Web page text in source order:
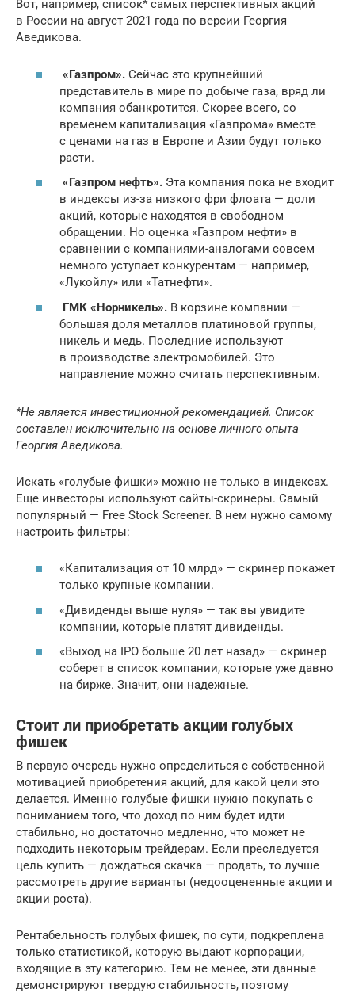
Вот, например, список* самых перспективных акций
в России на август 2021 года по версии Георгия
Аведикова.
«Газпром». Сейчас это крупнейший
представитель в мире по добыче газа, вряд ли
компания обанкротится. Скорее всего, со
временем капитализация «Газпрома» вместе
с ценами на газ в Европе и Азии будут только
расти.
«Газпром нефть». Эта компания пока не входит
в индексы из-за низкого фри флоата — доли
акций, которые находятся в свободном
обращении. Но оценка «Газпром нефти» в
сравнении с компаниями-аналогами совсем
немного уступает конкурентам — например,
«Лукойлу» или «Татнефти».
ГМК «Норникель». В корзине компании —
большая доля металлов платиновой группы,
никель и медь. Последние используют
в производстве электромобилей. Это
направление можно считать перспективным.
*Не является инвестиционной рекомендацией. Список
составлен исключительно на основе личного опыта
Георгия Аведикова.
Искать «голубые фишки» можно не только в индексах.
Еще инвесторы используют сайты-скринеры. Самый
популярный — Free Stock Screener. В нем нужно самому
настроить фильтры:
«Капитализация от 10 млрд» — скринер покажет
только крупные компании.
«Дивиденды выше нуля» — так вы увидите
компании, которые платят дивиденды.
«Выход на IPO больше 20 лет назад» — скринер
соберет в список компании, которые уже давно
на бирже. Значит, они надежные.
Стоит ли приобретать акции голубых
фишек
В первую очередь нужно определиться с собственной
мотивацией приобретения акций, для какой цели это
делается. Именно голубые фишки нужно покупать с
пониманием того, что доход по ним будет идти
стабильно, но достаточно медленно, что может не
подходить некоторым трейдерам. Если преследуется
цель купить — дождаться скачка — продать, то лучше
рассмотреть другие варианты (недооцененные акции и
акции роста).
Рентабельность голубых фишек, по сути, подкреплена
только статистикой, которую выдают корпорации,
входящие в эту категорию. Тем не менее, эти данные
демонстрируют твердую стабильность, поэтому